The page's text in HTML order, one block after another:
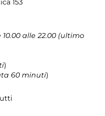
153
alle 22.00 (ultimo
)
60 minuti)